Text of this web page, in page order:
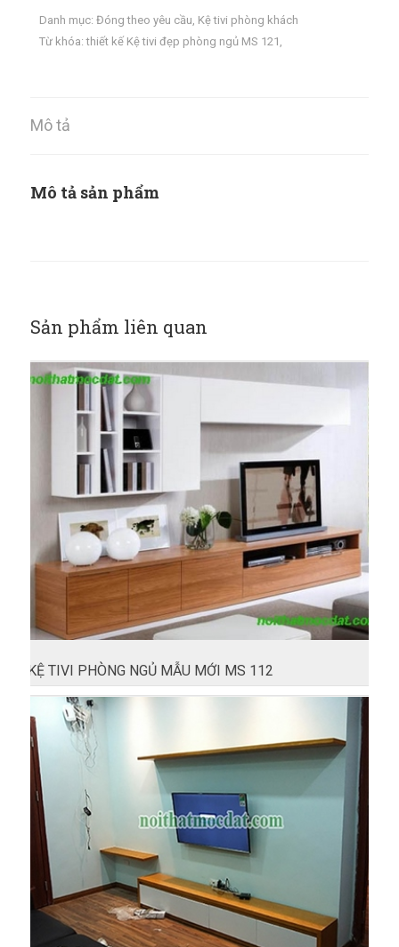
Danh mục: Đóng theo yêu cầu, Kệ tivi phòng khách
Từ khóa:thiết kế Kệ tivi đẹp phòng ngủ MS 121 ,
Mô tả
Mô tả sản phẩm
Sản phẩm liên quan
KỆ TIVI PHÒNG NGỦ MẪU MỚI MS 112